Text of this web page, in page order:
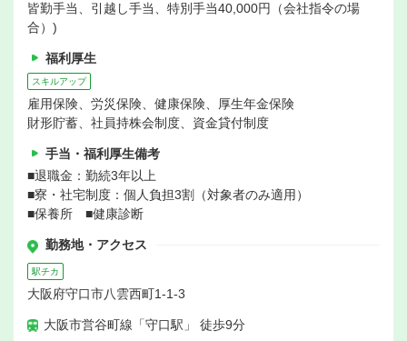
皆勤手当、引越し手当、特別手当40,000円（会社指令の場
合）)
福利厚生
スキルアップ
雇用保険、労災保険、健康保険、厚生年金保険
財形貯蓄、社員持株会制度、資金貸付制度
手当・福利厚生備考
■退職金：勤続3年以上
■寮・社宅制度：個人負担3割（対象者のみ適用）
■保養所 ■健康診断
勤務地・アクセス
駅チカ
大阪府守口市八雲西町1-1-3
大阪市営谷町線「守口駅」 徒歩9分